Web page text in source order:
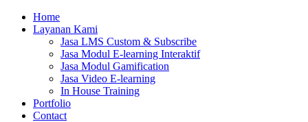
Home
Layanan Kami
Jasa LMS Custom & Subscribe
Jasa Modul E-learning Interaktif
Jasa Modul Gamification
Jasa Video E-learning
In House Training
Portfolio
Contact
Buat Modul E-learning & LMS Anda Semakin
Menarik dengan Gamification
Hubungi Tim Elearning4id